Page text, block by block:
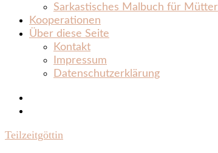
Sarkastisches Malbuch für Mütter
Kooperationen
Über diese Seite
Kontakt
Impressum
Datenschutzerklärung
Teilzeitgöttin